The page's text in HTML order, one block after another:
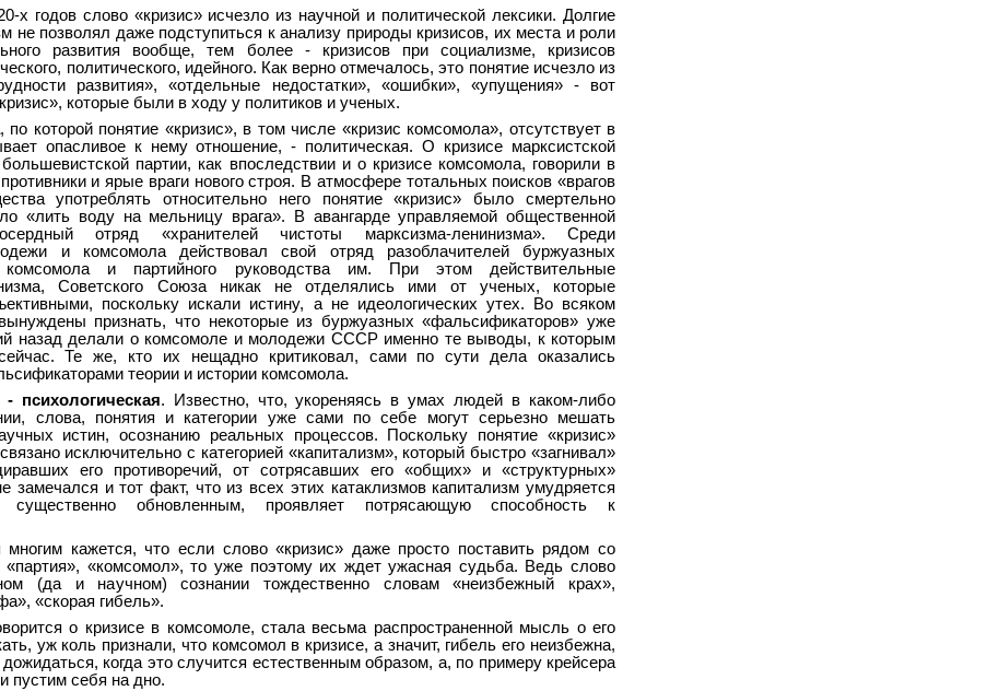
х годов слово «кризис» исчезло из научной и политической лексики. Долгие
не позволял даже подступиться к анализу природы кризисов, их места и роли
развития вообще, тем более - кризисов при социализме, кризисов
политического, идейного. Как верно отмечалось, это понятие исчезло из
развития», «отдельные недостатки», «ошибки», «упущения» - вот
которые были в ходу у политиков и ученых.
, по которой понятие «кризис», в том числе «кризис комсомола», отсутствует в
опасливое к нему отношение, - политическая. О кризисе марксистской
партии, как впоследствии и о кризисе комсомола, говорили в
и ярые враги нового строя. В атмосфере тотальных поисков «врагов
употреблять относительно него понятие «кризис» было смертельно
«лить воду на мельницу врага». В авангарде управляемой общественной
отряд «хранителей чистоты марксизма-ленинизма». Среди
и комсомола действовал свой отряд разоблачителей буржуазных
комсомола и партийного руководства им. При этом действительные
Советского Союза никак не отделялись ими от ученых, которые
поскольку искали истину, а не идеологических утех. Во всяком
признать, что некоторые из буржуазных «фальсификаторов» уже
назад делали о комсомоле и молодежи СССР именно те выводы, к которым
Те же, кто их нещадно критиковал, сами по сути дела оказались
теории и истории комсомола.
психологическая. Известно, что, укореняясь в умах людей в каком-либо
слова, понятия и категории уже сами по себе могут серьезно мешать
истин, осознанию реальных процессов. Поскольку понятие «кризис»
исключительно с категорией «капитализм», который быстро «загнивал»
его противоречий, от сотрясавших его «общих» и «структурных»
замечался и тот факт, что из всех этих катаклизмов капитализм умудряется
обновленным, проявляет потрясающую способность к
многим кажется, что если слово «кризис» даже просто поставить рядом со
«партия», «комсомол», то уже поэтому их ждет ужасная судьба. Ведь слово
(да и научном) сознании тождественно словам «неизбежный крах»,
«скорая гибель».
о кризисе в комсомоле, стала весьма распространенной мысль о его
уж коль признали, что комсомол в кризисе, а значит, гибель его неизбежна,
когда это случится естественным образом, а, по примеру крейсера
пустим себя на дно.